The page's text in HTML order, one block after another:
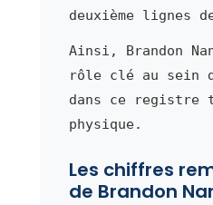
deuxième lignes
Ainsi, Brandon
rôle clé au sein
dans ce registre
physique.
Les chiffres
de Brandon